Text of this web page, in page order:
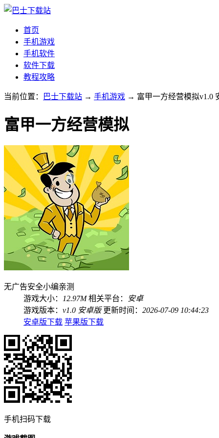
首页
手机游戏
手机软件
软件下载
教程攻略
当前位置： 巴士下载站 → 手机游戏 → 富甲一方经营模拟v1.0
富甲一方经营模拟
无广告安全小编亲测
游戏大小：
12.97M 相关平台：
安卓
游戏版本： v1.0 安卓版 更新时间： 2026-07-09 10:44:23
安卓版下载 苹果版下载
手机扫码下载